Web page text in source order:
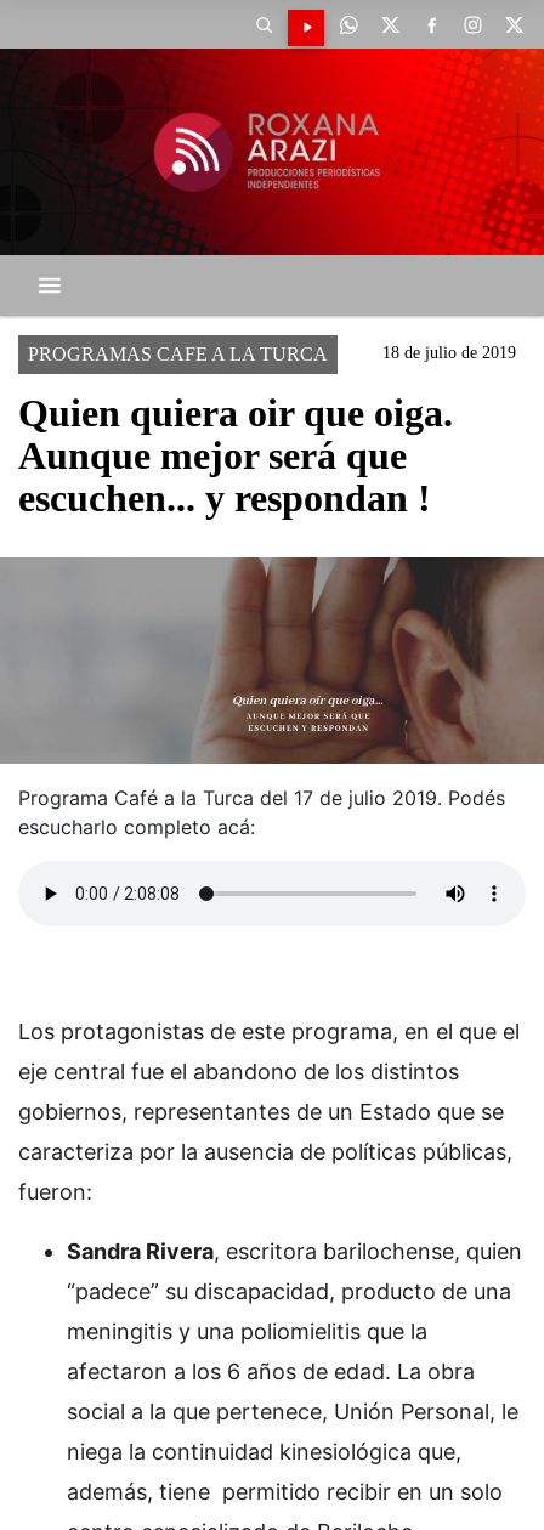
PROGRAMAS CAFE A LA TURCA 18 de julio de 2019
Quien quiera oir que oiga.
Aunque mejor será que
escuchen... y respondan !
Programa Café a la Turca del 17 de julio 2019. Podés
escucharlo completo acá:
Los protagonistas de este programa, en el que el
eje central fue el abandono de los distintos
gobiernos, representantes de un Estado que se
caracteriza por la ausencia de políticas públicas,
fueron:
Sandra Rivera, escritora barilochense, quien
“padece” su discapacidad, producto de una
meningitis y una poliomielitis que la
afectaron a los 6 años de edad. La obra
social a la que pertenece, Unión Personal, le
niega la continuidad kinesiológica que,
además, tiene permitido recibir en un solo